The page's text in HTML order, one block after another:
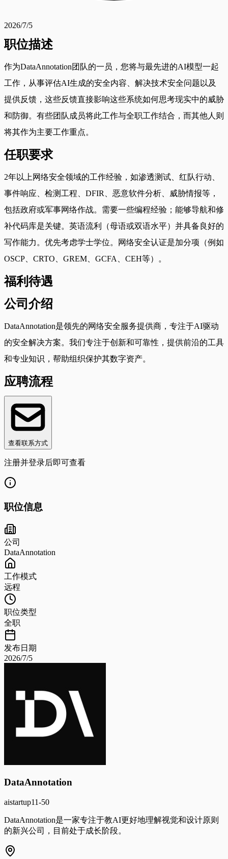
2026/7/5
职位描述
作为DataAnnotation团队的一员，您将与最先进的AI模型一起
工作，从事评估AI生成的安全内容、解决技术安全问题以及
提供反馈，这些反馈直接影响这些系统如何思考现实中的威胁
和防御。有些团队成员将此工作与全职工作结合，而其他人则
将其作为主要工作重点。
任职要求
2年以上网络安全领域的工作经验，如渗透测试、红队行动、
事件响应、检测工程、DFIR、恶意软件分析、威胁情报等，
包括政府或军事网络作战。需要一些编程经验；能够导航和修
补代码库是关键。英语流利（母语或双语水平）并具备良好的
写作能力。优先考虑学士学位。网络安全认证是加分项（例如
OSCP、CRTO、GREM、GCFA、CEH等）。
福利待遇
公司介绍
DataAnnotation是领先的网络安全服务提供商，专注于AI驱动
的安全解决方案。我们专注于创新和可靠性，提供前沿的工具
和专业知识，帮助组织保护其数字资产。
应聘流程
查看联系方式
注册并登录后即可查看
职位信息
公司
DataAnnotation
工作模式
远程
职位类型
全职
发布日期
2026/7/5
DataAnnotation
aistartup11-50
DataAnnotation是一家专注于教AI更好地理解视觉和设计原则
的新兴公司，目前处于成长阶段。